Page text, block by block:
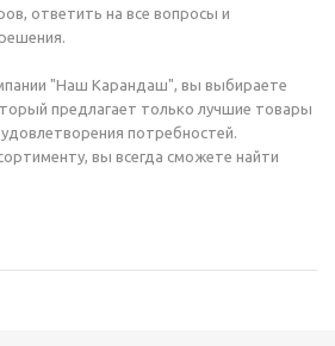
ответить на все вопросы и
"Наш Карандаш", вы выбираете
предлагает только лучшие товары
потребностей.
вы всегда сможете найти